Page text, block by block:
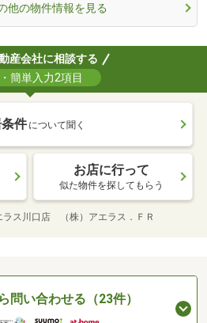
他の物件情報を見る
産会社に相談する
簡単入力2項目
件 について聞く
お店に行って
似た物件を探してもらう
ラス川口店 （株）アエラス．ＦＲ
問い合わせる（23件）